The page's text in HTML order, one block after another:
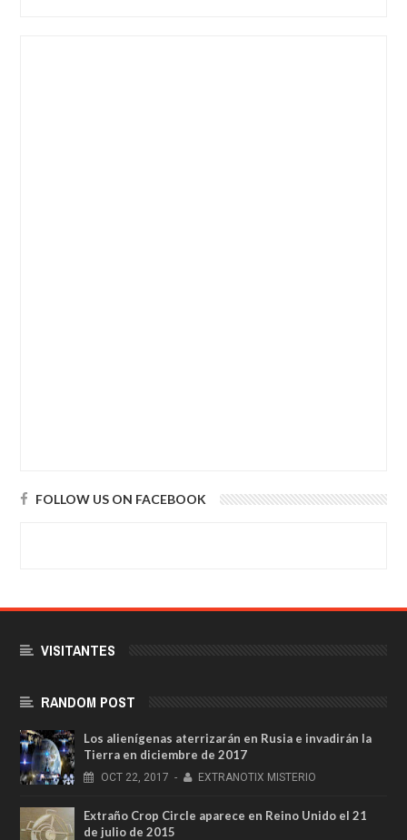
FOLLOW US ON FACEBOOK
VISITANTES
RANDOM POST
Los alienígenas aterrizarán en Rusia e invadirán la
Tierra en diciembre de 2017
OCT 22, 2017 - EXTRANOTIX MISTERIO
Extraño Crop Circle aparece en Reino Unido el 21
de julio de 2015